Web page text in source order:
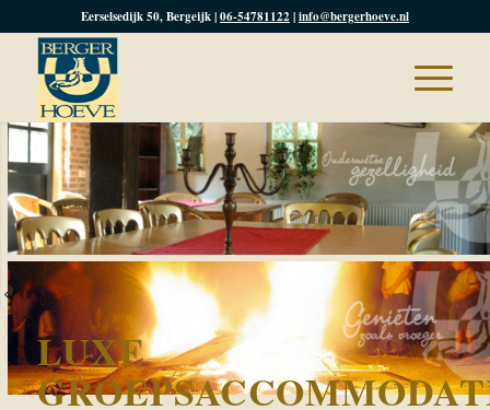
Eerselsedijk 50, Bergeijk |06-54781122 |info@bergerhoeve.nl
LUXE